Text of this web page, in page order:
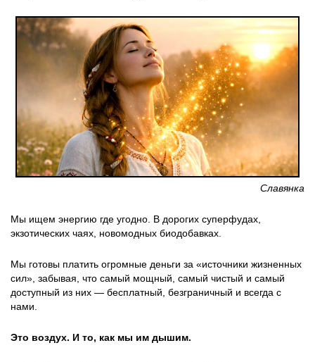
Славянка
Мы ищем энергию где угодно. В дорогих суперфудах,
экзотических чаях, новомодных биодобавках.
Мы готовы платить огромные деньги за «источники жизненных
сил», забывая, что самый мощный, самый чистый и самый
доступный из них — бесплатный, безграничный и всегда с
нами.
Это воздух. И то, как мы им дышим.